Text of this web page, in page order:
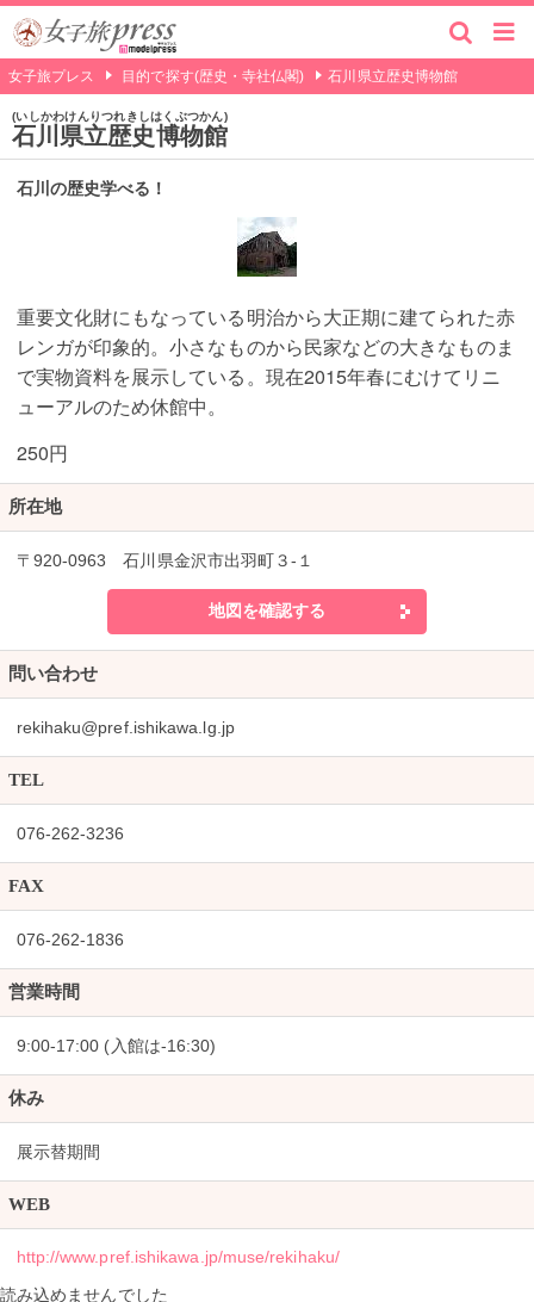
女子旅プレス 目的で探す(歴史・寺社仏閣) 石川県立歴史博物館
石川県立歴史博物館
いしかわけんりつれきしはくぶつかん
石川の歴史学べる！
重要文化財にもなっている明治から大正期に建てられた赤
レンガが印象的。小さなものから民家などの大きなものま
で実物資料を展示している。現在2015年春にむけてリニ
ューアルのため休館中。
250円
所在地
〒920-0963 石川県金沢市出羽町３-１
地図を確認する
問い合わせ
rekihaku@pref.ishikawa.lg.jp
TEL
076-262-3236
FAX
076-262-1836
営業時間
9:00-17:00 (入館は-16:30)
休み
展示替期間
WEB
http://www.pref.ishikawa.jp/muse/rekihaku/
読み込めませんでした